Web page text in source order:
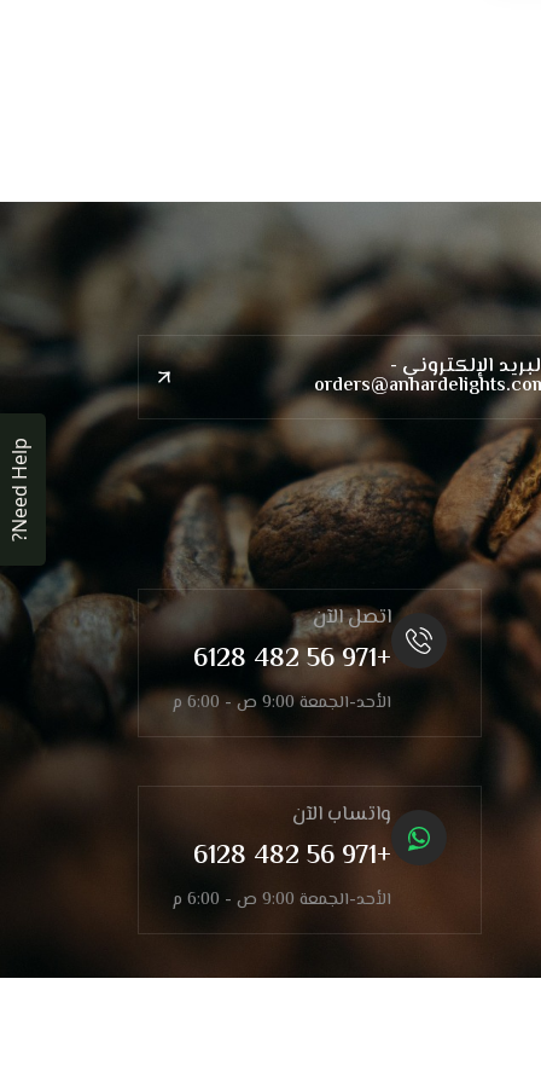
N
e
e
d
H
e
l
p
?
الإلكتروني -
اتصل الآن
+971 56 482 6128
الأحد-الجمعة 9:00 ص - 6:00 م
واتساب الآن
+971 56 482 6128
الأحد-الجمعة 9:00 ص - 6:00 م